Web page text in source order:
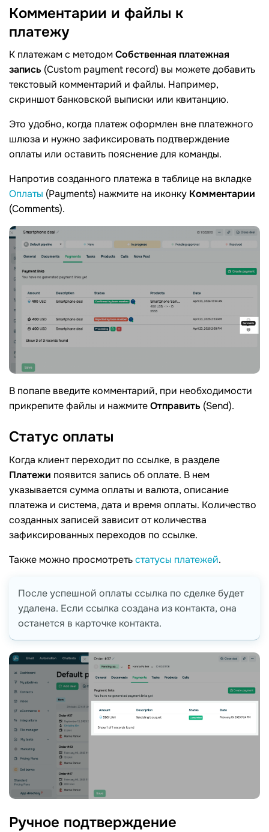
Комментарии и файлы к
платежу
К платежам с методомСобственная платежная
запись (Custom payment record) вы можете добавить
текстовый комментарий и файлы. Например,
скриншот банковской выписки или квитанцию.
Это удобно, когда платеж оформлен вне платежного
шлюза и нужно зафиксировать подтверждение
оплаты или оставить пояснение для команды.
Напротив созданного платежа в таблице на вкладке
Оплаты (Payments) нажмите на иконку Комментарии
(Comments).
В попапе введите комментарий, при необходимости
прикрепите файлы и нажмитеОтправить (Send).
Статус оплаты
Когда клиент переходит по ссылке, в разделе
Платежи появится запись об оплате. В нем
указывается сумма оплаты и валюта, описание
платежа и система, дата и время оплаты. Количество
созданных записей зависит от количества
зафиксированных переходов по ссылке.
Также можно просмотретьстатусы платежей.
После успешной оплаты ссылка по сделке будет
удалена. Если ссылка создана из контакта, она
останется в карточке контакта.
Ручное подтверждение